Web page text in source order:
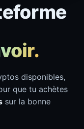
disponibles,
que tu achètes
sur la bonne